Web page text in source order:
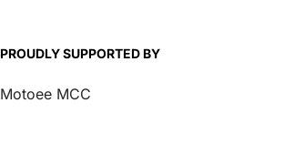
PROUDLY SUPPORTED BY
Motoee MCC